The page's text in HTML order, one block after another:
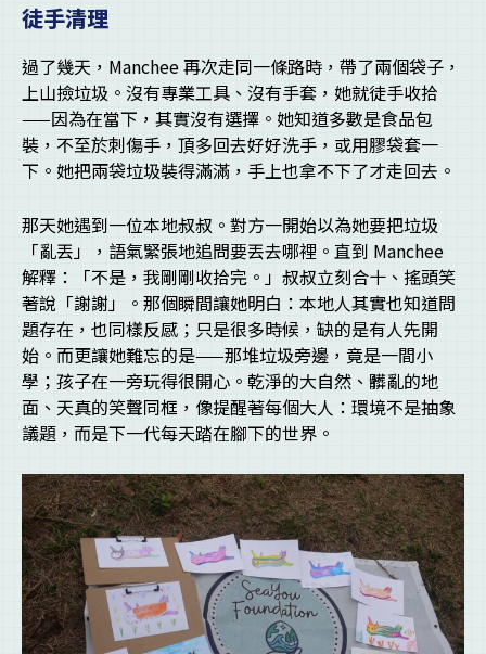
徒手清理
過了幾天，Manchee 再次走同一條路時，帶了兩個袋子，
上山撿垃圾。沒有專業工具、沒有手套，她就徒手收拾
——因為在當下，其實沒有選擇。她知道多數是食品包
裝，不至於刺傷手，頂多回去好好洗手，或用膠袋套一
下。她把兩袋垃圾裝得滿滿，手上也拿不下了才走回去。
那天她遇到一位本地叔叔。對方一開始以為她要把垃圾
「亂丟」，語氣緊張地追問要丟去哪裡。直到 Manchee
解釋：「不是，我剛剛收拾完。」叔叔立刻合十、搖頭笑
著說「謝謝」。那個瞬間讓她明白：本地人其實也知道問
題存在，也同樣反感；只是很多時候，缺的是有人先開
始。而更讓她難忘的是——那堆垃圾旁邊，竟是一間小
學；孩子在一旁玩得很開心。乾淨的大自然、髒亂的地
面、天真的笑聲同框，像提醒著每個大人：環境不是抽象
議題，而是下一代每天踏在腳下的世界。